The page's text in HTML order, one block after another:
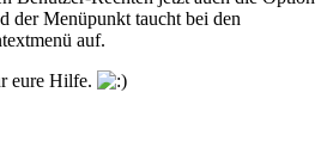
der Menüpunkt taucht bei den
auf.
eure Hilfe.